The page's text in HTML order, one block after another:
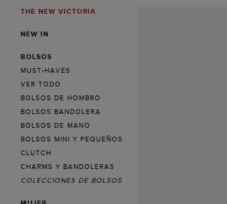
MENUTHE NEW VICTORIA
NEW IN
BOLSOS
MUST-HAVES
VER TODO
BOLSOS DE HOMBRO
BOLSOS BANDOLERA
BOLSOS DE MANO
BOLSOS MINI Y PEQUEÑOS
CLUTCH
CHARMS Y BANDOLERAS
COLECCIONES DE BOLSOS